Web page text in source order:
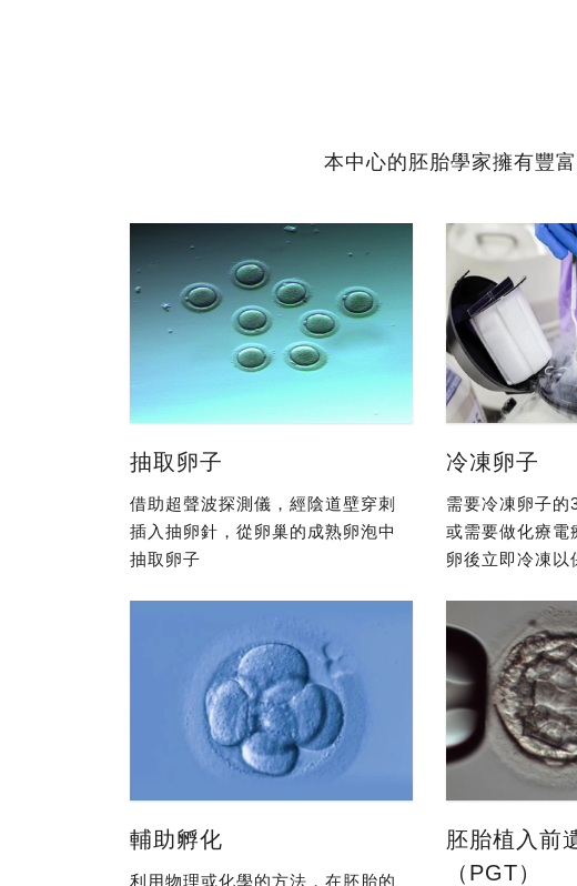
本中心的胚胎學家擁有豐
抽取卵子
借助超聲波探測儀，經陰道壁穿刺
插入抽卵針，從卵巢的成熟卵泡中
抽取卵子
冷凍卵子
需要冷凍卵子的
或需要做化療電
卵後立即冷凍以
輔助孵化
利用物理或化學的方法，在胚胎的
胚胎植入前
（PGT）